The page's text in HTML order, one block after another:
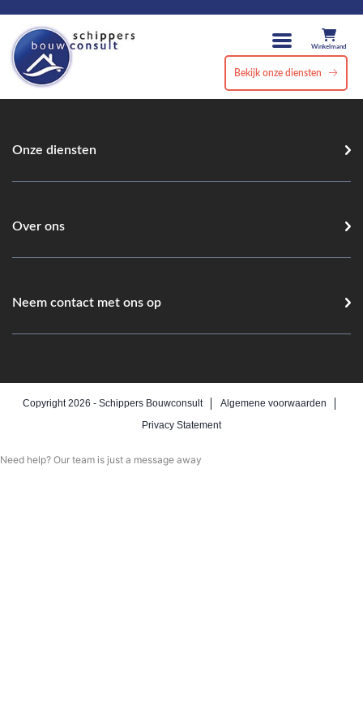
Winkelmand
Bekijk onze diensten
Onze diensten
Over ons
Neem contact met ons op
Copyright 2026 - Schippers Bouwconsult
Algemene voorwaarden
Privacy Statement
Need help? Our team is just a message away